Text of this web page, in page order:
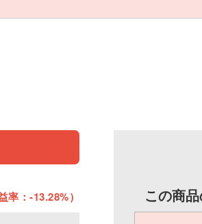
率：-13.28%）
この商